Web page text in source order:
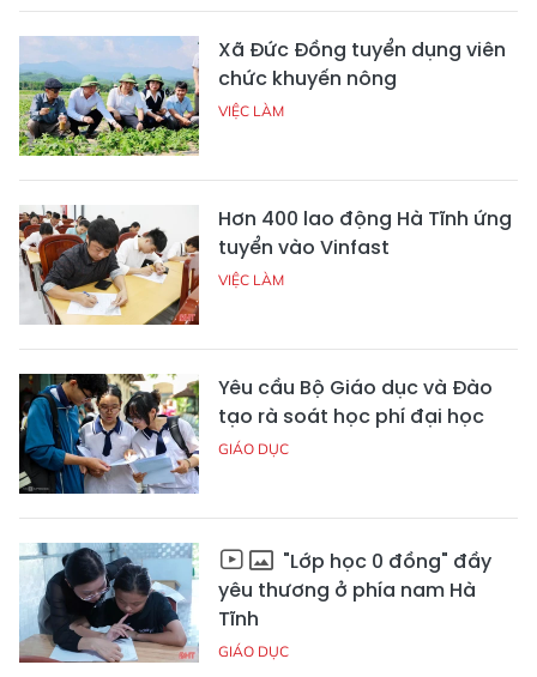
Xã Đức Đồng tuyển dụng viên
chức khuyến nông
VIỆC LÀM
Hơn 400 lao động Hà Tĩnh ứng
tuyển vào Vinfast
VIỆC LÀM
Yêu cầu Bộ Giáo dục và Đào
tạo rà soát học phí đại học
GIÁO DỤC
"Lớp học 0 đồng" đầy
yêu thương ở phía nam Hà
Tĩnh
GIÁO DỤC